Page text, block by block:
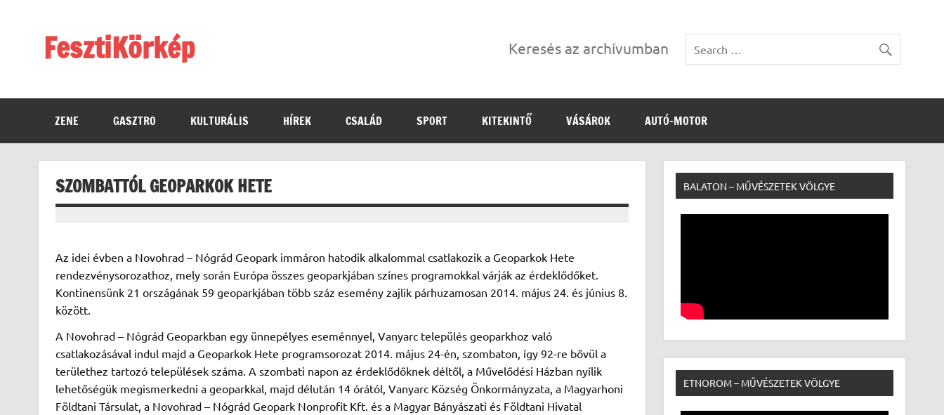
FesztiKörkép Keresés az archívumban
ZENE GASZTRO KULTURÁLIS HÍREK CSALÁD SPORT KITEKINTŐ VÁSÁROK AUTÓ-MOTOR
SZOMBATTÓL GEOPARKOK HETE
Az idei évben a Novohrad – Nógrád Geopark immáron hatodik alkalommal csatlakozik a Geoparkok Hete
rendezvénysorozathoz, mely során Európa összes geoparkjában színes programokkal várják az érdeklődőket.
Kontinensünk 21 országának 59 geoparkjában több száz esemény zajlik párhuzamosan 2014. május 24. és június 8.
között.
A Novohrad – Nógrád Geoparkban egy ünnepélyes eseménnyel, Vanyarc település geoparkhoz való
csatlakozásával indul majd a Geoparkok Hete programsorozat 2014. május 24-én, szombaton, így 92-re bővül a
területhez tartozó települések száma. A szombati napon az érdeklődőknek déltől, a Művelődési Házban nyílik
lehetőségük megismerkedni a geoparkkal, majd délután 14 órától, Vanyarc Község Önkormányzata, a Magyarhoni
Földtani Társulat, a Novohrad – Nógrád Geopark Nonprofit Kft. és a Magyar Bányászati és Földtani Hivatal
BALATON – MŰVÉSZETEK VÖLGYE
ETNOROM – MŰVÉSZETEK VÖLGYE